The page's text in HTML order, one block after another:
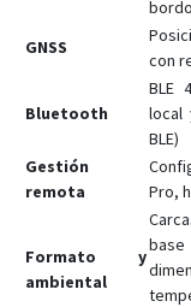
Wetrack Lite
WeTrack140
WeTrack2
GNSS
con
Bluetooth
BLE
local
BLE)
Gestión
remota
Pro,
Formato y
ambiental